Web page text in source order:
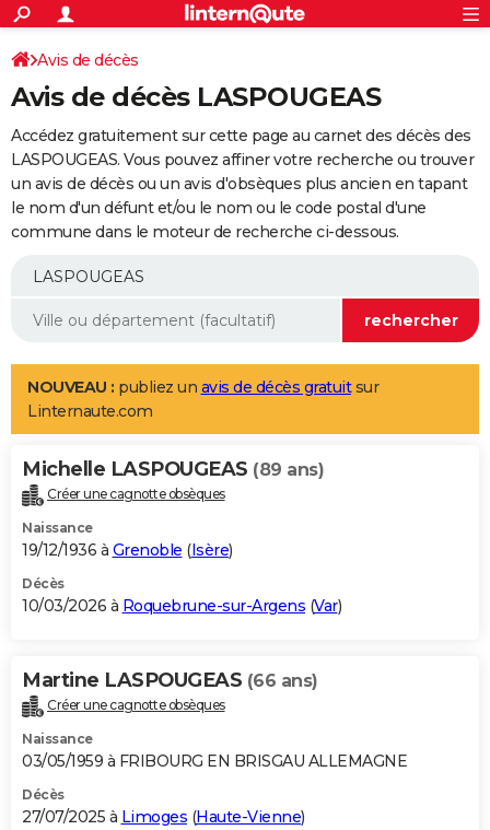
ACTUALITÉS
Politique
Société
Faits Divers
Education
Monde
Villes
+
SPORT
Coupe du monde 2026
Football
Tennis
Cyclisme
Rugby
Forum
Programme TV
TNTStreaming
Cinéma
Sorties cinéma
Musique
+
FINANCE
Impôts
Immobilier
Risques naturels par ville
Banque
Assurance
Crédit
AUTO
Essais
Réserver un essai
Citadines
Berlines
SUV
Forum auto
+
Mobiles
Meilleur smartphone
Internet
Ordinateurs
Jeux vidéo
Guide high-tech
Aménagement intérieur
LIFESTYLE
Art de vivre
Bien-être
Loisirs
Mode
Modes de vie
Alimentation
Guide de la santé
Maladies
Médicaments
Sommeil
VOYAGE
Destinations
City break
Voyage nature
Voyage de noces
Forum
Climat
+PHOTO
GUIDES D'ACHAT
BONS PLANS
Carte de Noël
Carte Bonne année
Carte Saint-Valentin
Carte Pâques
Carte d'anniversaire
DICTIONNAIRE
Dictionnaire
Biographies
Citations
Expressions
Proverbes
PROGRAMME TV
S'inscrire
Se connecter
Lycées
Collèges
Primaires
Universités
Entreprises
Service militaire
Avis de recherche
AVIS DE DÉCÈS
Avis de décès
Avis de décès LASPOUGEAS
Accédez gratuitement sur cette page au carnet des décès des
LASPOUGEAS. Vous pouvez affiner votre recherche ou trouver
un avis de décès ou un avis d'obsèques plus ancien en tapant
le nom d'un défunt et/ou le nom ou le code postal d'une
commune dans le moteur de recherche ci-dessous.
NOUVEAU : publiez un avis de décès gratuitsur
Linternaute.com
Michelle LASPOUGEAS (89 ans)
Créer une cagnotte obsèques
Naissance
19/12/1936 à Grenoble (Isère)
Décès
10/03/2026 à Roquebrune-sur-Argens (Var)
Martine LASPOUGEAS (66 ans)
Créer une cagnotte obsèques
Naissance
03/05/1959 à FRIBOURG EN BRISGAU ALLEMAGNE
Décès
27/07/2025 à Limoges (Haute-Vienne)